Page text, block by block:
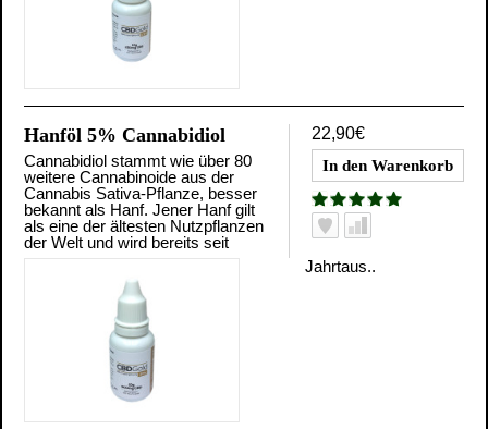
22,90€
Hanföl 5% Cannabidiol
Cannabidiol stammt wie über 80
weitere Cannabinoide aus der
Cannabis Sativa-Pflanze, besser
bekannt als Hanf. Jener Hanf gilt
als eine der ältesten Nutzpflanzen
der Welt und wird bereits seit
Jahrtaus..